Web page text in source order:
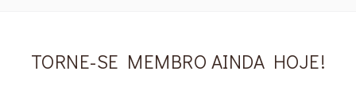
TORNE-SE MEMBRO AINDA HOJE!